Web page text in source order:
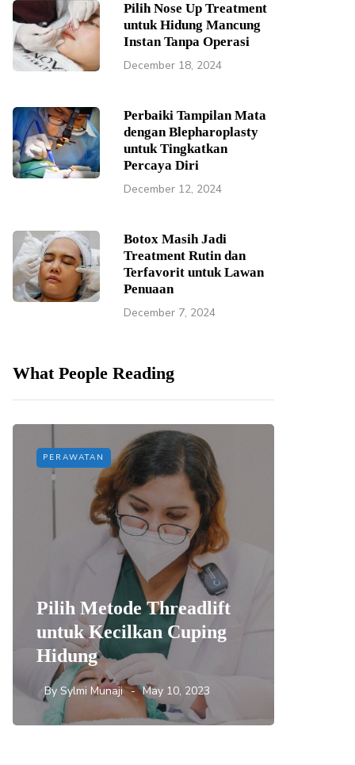
Pilih Nose Up Treatment
untuk Hidung Mancung
Instan Tanpa Operasi
December 18, 2024
Perbaiki Tampilan Mata
dengan Blepharoplasty
untuk Tingkatkan
Percaya Diri
December 12, 2024
Botox Masih Jadi
Treatment Rutin dan
Terfavorit untuk Lawan
Penuaan
December 7, 2024
What People Reading
PERAWATAN
Pilih Metode Threadlift
untuk Kecilkan Cuping
Hidung
By Sylmi Munaji May 10, 2023